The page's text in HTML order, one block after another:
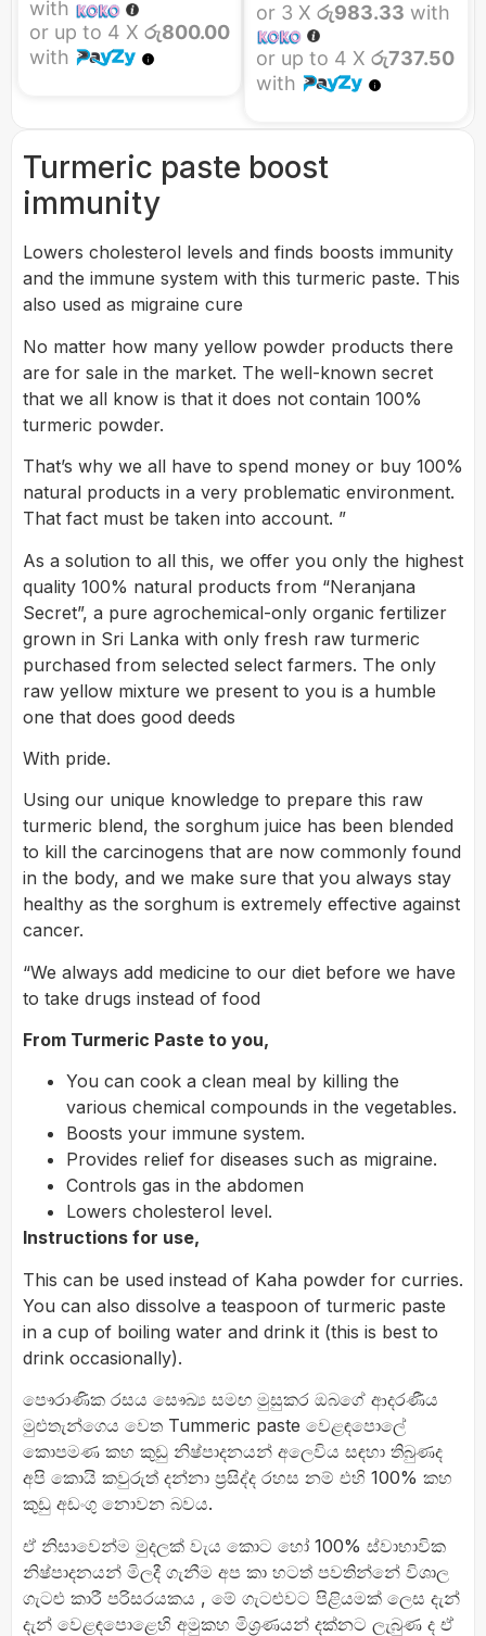
with
or up to 4 X රු800.00
with
or 3 X රු983.33 with
or up to 4 X රු737.50
with
Turmeric paste boost
immunity
Lowers cholesterol levels and finds boosts immunity
and the immune system with this turmeric paste. This
also used as migraine cure
No matter how many yellow powder products there
are for sale in the market. The well-known secret
that we all know is that it does not contain 100%
turmeric powder.
That’s why we all have to spend money or buy 100%
natural products in a very problematic environment.
That fact must be taken into account. ”
As a solution to all this, we offer you only the highest
quality 100% natural products from “Neranjana
Secret”, a pure agrochemical-only organic fertilizer
grown in Sri Lanka with only fresh raw turmeric
purchased from selected select farmers. The only
raw yellow mixture we present to you is a humble
one that does good deeds
With pride.
Using our unique knowledge to prepare this raw
turmeric blend, the sorghum juice has been blended
to kill the carcinogens that are now commonly found
in the body, and we make sure that you always stay
healthy as the sorghum is extremely effective against
cancer.
“We always add medicine to our diet before we have
to take drugs instead of food
From Turmeric Paste to you,
You can cook a clean meal by killing the
various chemical compounds in the vegetables.
Boosts your immune system.
Provides relief for diseases such as migraine.
Controls gas in the abdomen
Lowers cholesterol level.
Instructions for use,
This can be used instead of Kaha powder for curries.
You can also dissolve a teaspoon of turmeric paste
in a cup of boiling water and drink it (this is best to
drink occasionally).
පෞරාණික රසය සෞඛ්‍ය සමඟ මුසුකර ඔබගේ ආදරණීය
මුළුතැන්ගෙය වෙත Tummeric paste වෙළඳපොලේ
කොපමණ කහ කුඩු නිෂ්පාදනයන් අලෙවිය සඳහා තිබුණද
අපි කොයි කවුරුත් දන්නා ප්‍රසිද්ද රහස නම් එහි 100% කහ
කුඩු අඩංගු නොවන බවය.
ඒ නිසාවෙන්ම මුදලක් වැය කොට හෝ 100% ස්වාභාවික
නිෂ්පාදනයන් මිලදී ගැනීම අප කා හටත් පවතින්නේ විශාල
ගැටළු කාරී පරිසරයකය , මේ ගැටළුවට පිළියමක් ලෙස දැන්
දැන් වෙළඳපොළෙහි අමුකහ මිශ්‍රණයන් දක්නට ලැබුණ ද ඒ